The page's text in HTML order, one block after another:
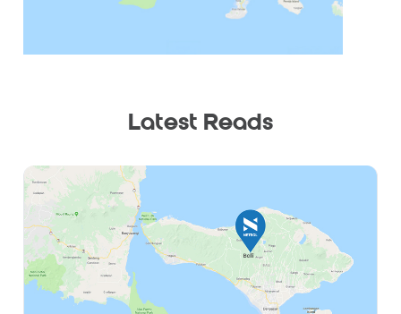
Bali
Date
7th October 2026
Latest Reads